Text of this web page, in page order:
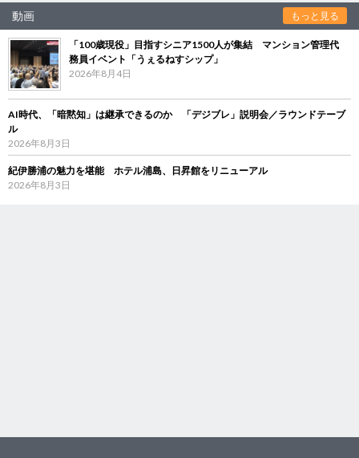
動画 もっと見る
「100歳現役」目指すシニア1500人が集結 マンション管理代
務員イベント「うぇるねすシップ」
2026年8月4日
AI時代、「暗黙知」は継承できるのか 「デジブレ」説明会／ラウンドテーブ
ル
2026年8月3日
紀伊勝浦の魅力を堪能 ホテル浦島、日昇館をリニューアル
2026年8月3日